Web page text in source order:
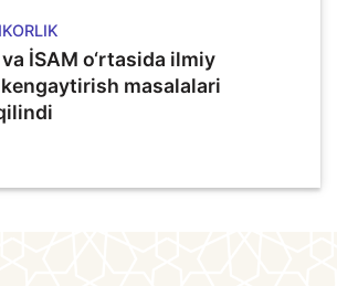
İSAM o‘rtasida ilmiy
masalalari